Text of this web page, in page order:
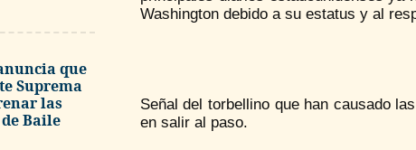
que
Suprema
las
Baile
Washington debido a su estatus y al
Señal del torbellino que han causado
en salir al paso.